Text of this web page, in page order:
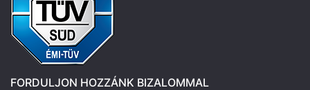
FORDULJON HOZZÁNK BIZALOMMAL